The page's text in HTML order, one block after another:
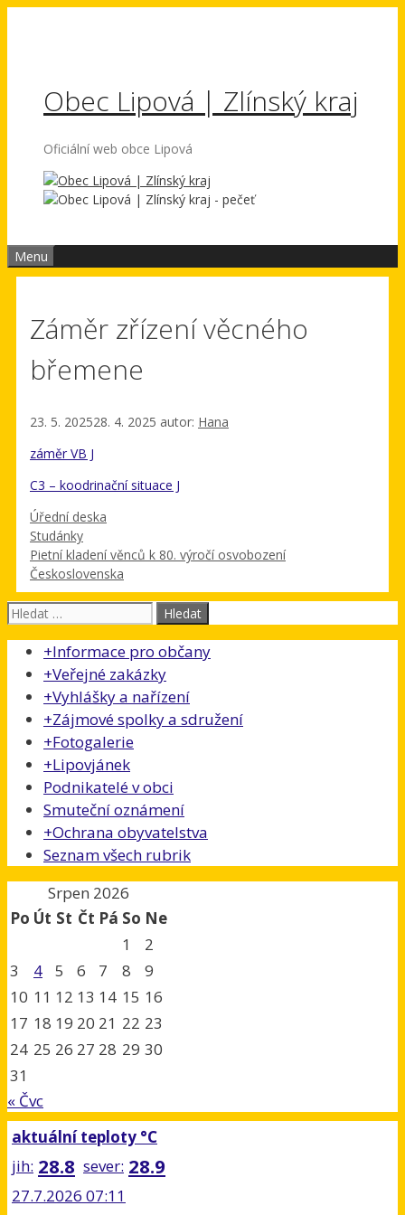
Obec Lipová | Zlínský kraj
Oficiální web obce Lipová
Menu
Záměr zřízení věcného
břemene
23. 5. 202528. 4. 2025 autor: Hana
záměr VB J
C3 – koodrinační situace J
Rubriky
Úřední deska
Studánky
Pietní kladení věnců k 80. výročí osvobození
Československa
Hledat:
+Informace pro občany
+Veřejné zakázky
+Vyhlášky a nařízení
+Zájmové spolky a sdružení
+Fotogalerie
+Lipovjánek
Podnikatelé v obci
Smuteční oznámení
+Ochrana obyvatelstva
Seznam všech rubrik
Srpen 2026
Po Út St Čt Pá So Ne
1
2
3
4 5 6 7 8
9
10 11 12 13 14 15 16
17 18 19 20 21 22 23
24 25 26 27 28 29 30
31
« Čvc
aktuální teploty °C
jih: 28.8 sever: 28.9
27.7.2026 07:11